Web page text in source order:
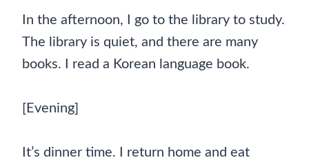
In the afternoon, I go to the library to study.
The library is quiet, and there are many
books. I read a Korean language book.
[Evening]
It’s dinner time. I return home and eat